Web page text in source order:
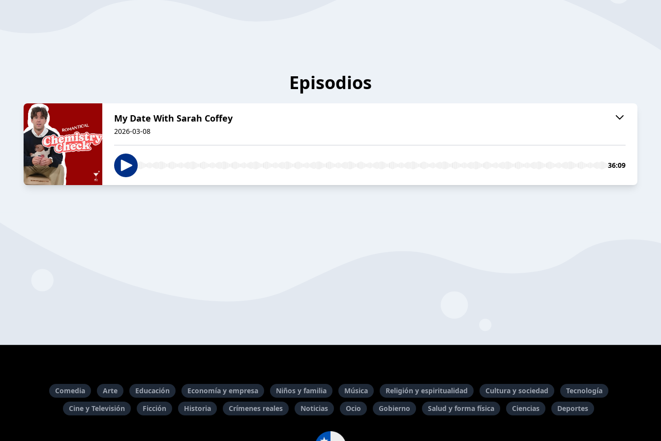
Episodios
My Date With Sarah Coffey
2026-03-08
36:09
Comedia Arte Educación Economía y empresa Niños y familia Música Religión y espiritualidad Cultura y sociedad
Tecnología
Cine y Televisión
Ficción Historia Crímenes reales Noticias Ocio Gobierno Salud y forma física Ciencias Deportes